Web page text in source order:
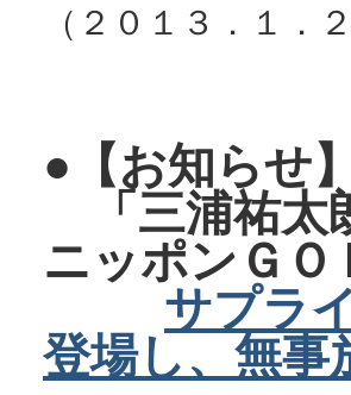
（２０１３．１．２
●【お知らせ
「三浦祐太
ニッポンＧＯ
サプラ
登場し、無事